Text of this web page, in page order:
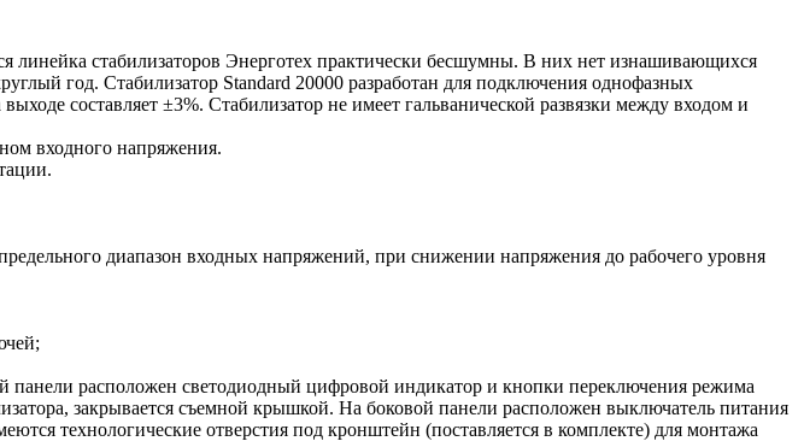
линейка стабилизаторов Энерготех практически бесшумны. В них нет изнашивающихся
год. Стабилизатор Standard 20000 разработан для подключения однофазных
составляет ±3%. Стабилизатор не имеет гальванической развязки между входом и
входного напряжения.
диапазон входных напряжений, при снижении напряжения до рабочего уровня
расположен светодиодный цифровой индикатор и кнопки переключения режима
закрывается съемной крышкой. На боковой панели расположен выключатель питания
технологические отверстия под кронштейн (поставляется в комплекте) для монтажа